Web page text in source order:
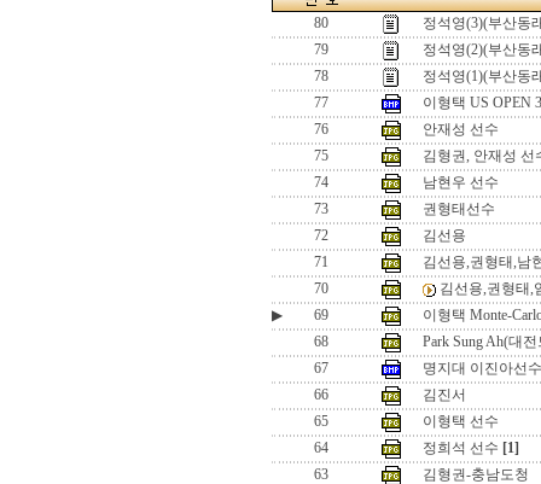
80
정석영(3)(부산동
79
정석영(2)(부산동
78
정석영(1)(부산동
77
이형택 US OPEN
76
안재성 선수
75
김형권, 안재성 선
74
남현우 선수
73
권형태선수
72
김선용
71
김선용,권형태,남
70
김선용,권형태,
▶
69
이형택 Monte-
68
Park Sung Ah(대
67
명지대 이진아선
66
김진서
65
이형택 선수
64
정희석 선수 [1]
63
김형권-충남도청